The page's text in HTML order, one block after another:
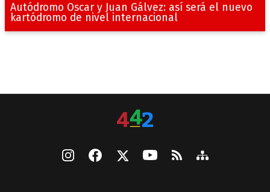
Autódromo Oscar y Juan Gálvez: así será el nuevo
kartódromo de nivel internacional